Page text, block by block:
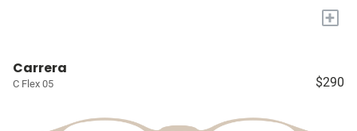
+
Carrera
C Flex 05 $290